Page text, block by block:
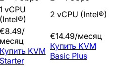
1 vCPU
(Intel®)
2 vCPU (Intel®)
€8.49/
месяц
Купить KVM
Starter
€14.49/месяц
Купить KVM
Basic Plus